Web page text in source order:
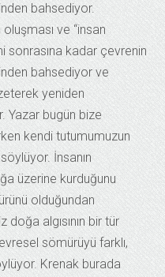
bahsediyor.
ve “insan
sonrasına kadar çevrenin
bahsediyor ve
yeniden
Yazar bugün bize
kendi tutumumuzun
söylüyor. İnsanın
üzerine kurduğunu
olduğundan
algısının bir tür
sömürüyü farklı,
Krenak burada